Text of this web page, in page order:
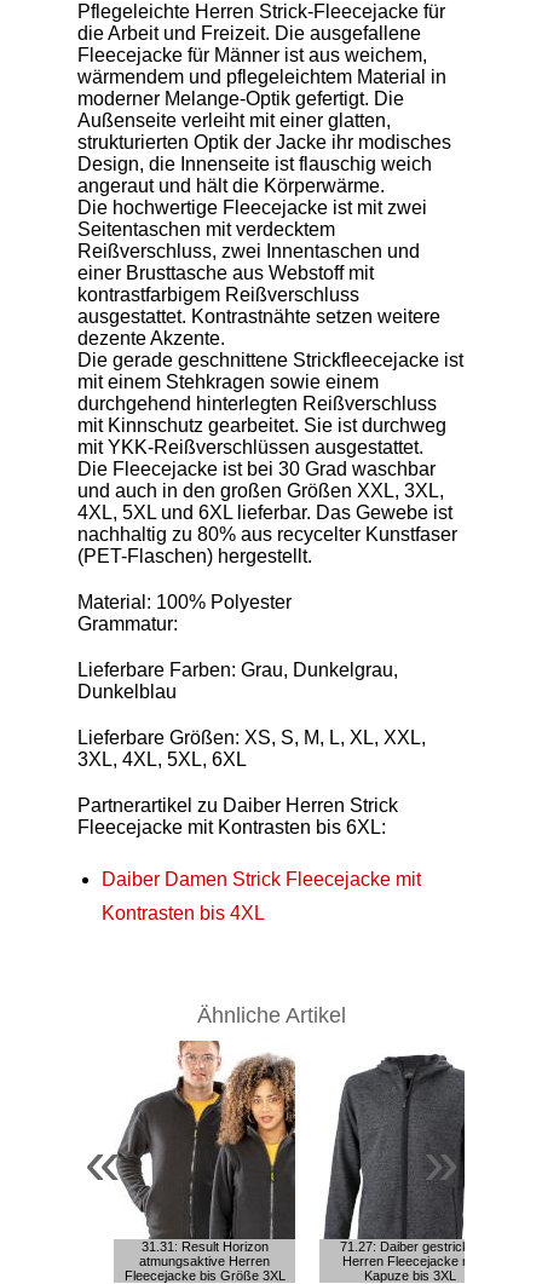
Pflegeleichte Herren Strick-Fleecejacke für
die Arbeit und Freizeit. Die ausgefallene
Fleecejacke für Männer ist aus weichem,
wärmendem und pflegeleichtem Material in
moderner Melange-Optik gefertigt. Die
Außenseite verleiht mit einer glatten,
strukturierten Optik der Jacke ihr modisches
Design, die Innenseite ist flauschig weich
angeraut und hält die Körperwärme.
Die hochwertige Fleecejacke ist mit zwei
Seitentaschen mit verdecktem
Reißverschluss, zwei Innentaschen und
einer Brusttasche aus Webstoff mit
kontrastfarbigem Reißverschluss
ausgestattet. Kontrastnähte setzen weitere
dezente Akzente.
Die gerade geschnittene Strickfleecejacke ist
mit einem Stehkragen sowie einem
durchgehend hinterlegten Reißverschluss
mit Kinnschutz gearbeitet. Sie ist durchweg
mit YKK-Reißverschlüssen ausgestattet.
Die Fleecejacke ist bei 30 Grad waschbar
und auch in den großen Größen XXL, 3XL,
4XL, 5XL und 6XL lieferbar. Das Gewebe ist
nachhaltig zu 80% aus recycelter Kunstfaser
(PET-Flaschen) hergestellt.
Material: 100% Polyester
Grammatur:
Lieferbare Farben: Grau, Dunkelgrau,
Dunkelblau
Lieferbare Größen: XS, S, M, L, XL, XXL,
3XL, 4XL, 5XL, 6XL
Partnerartikel zu Daiber Herren Strick
Fleecejacke mit Kontrasten bis 6XL:
Daiber Damen Strick Fleecejacke mit
Kontrasten bis 4XL
Ähnliche Artikel
«
31.31: Result Horizon
atmungsaktive Herren
Fleecejacke bis Größe 3XL
71.27: Daiber gestrickte
Herren Fleecejacke mit
Kapuze bis 3XL
»